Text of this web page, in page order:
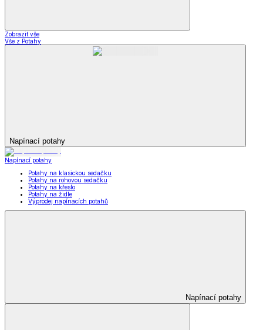
Zobrazit vše
Vše z Potahy
Napínací potahy
Napínací potahy
Potahy na klasickou sedačku
Potahy na rohovou sedačku
Potahy na křeslo
Potahy na židle
Výprodej napínacích potahů
Napínací potahy